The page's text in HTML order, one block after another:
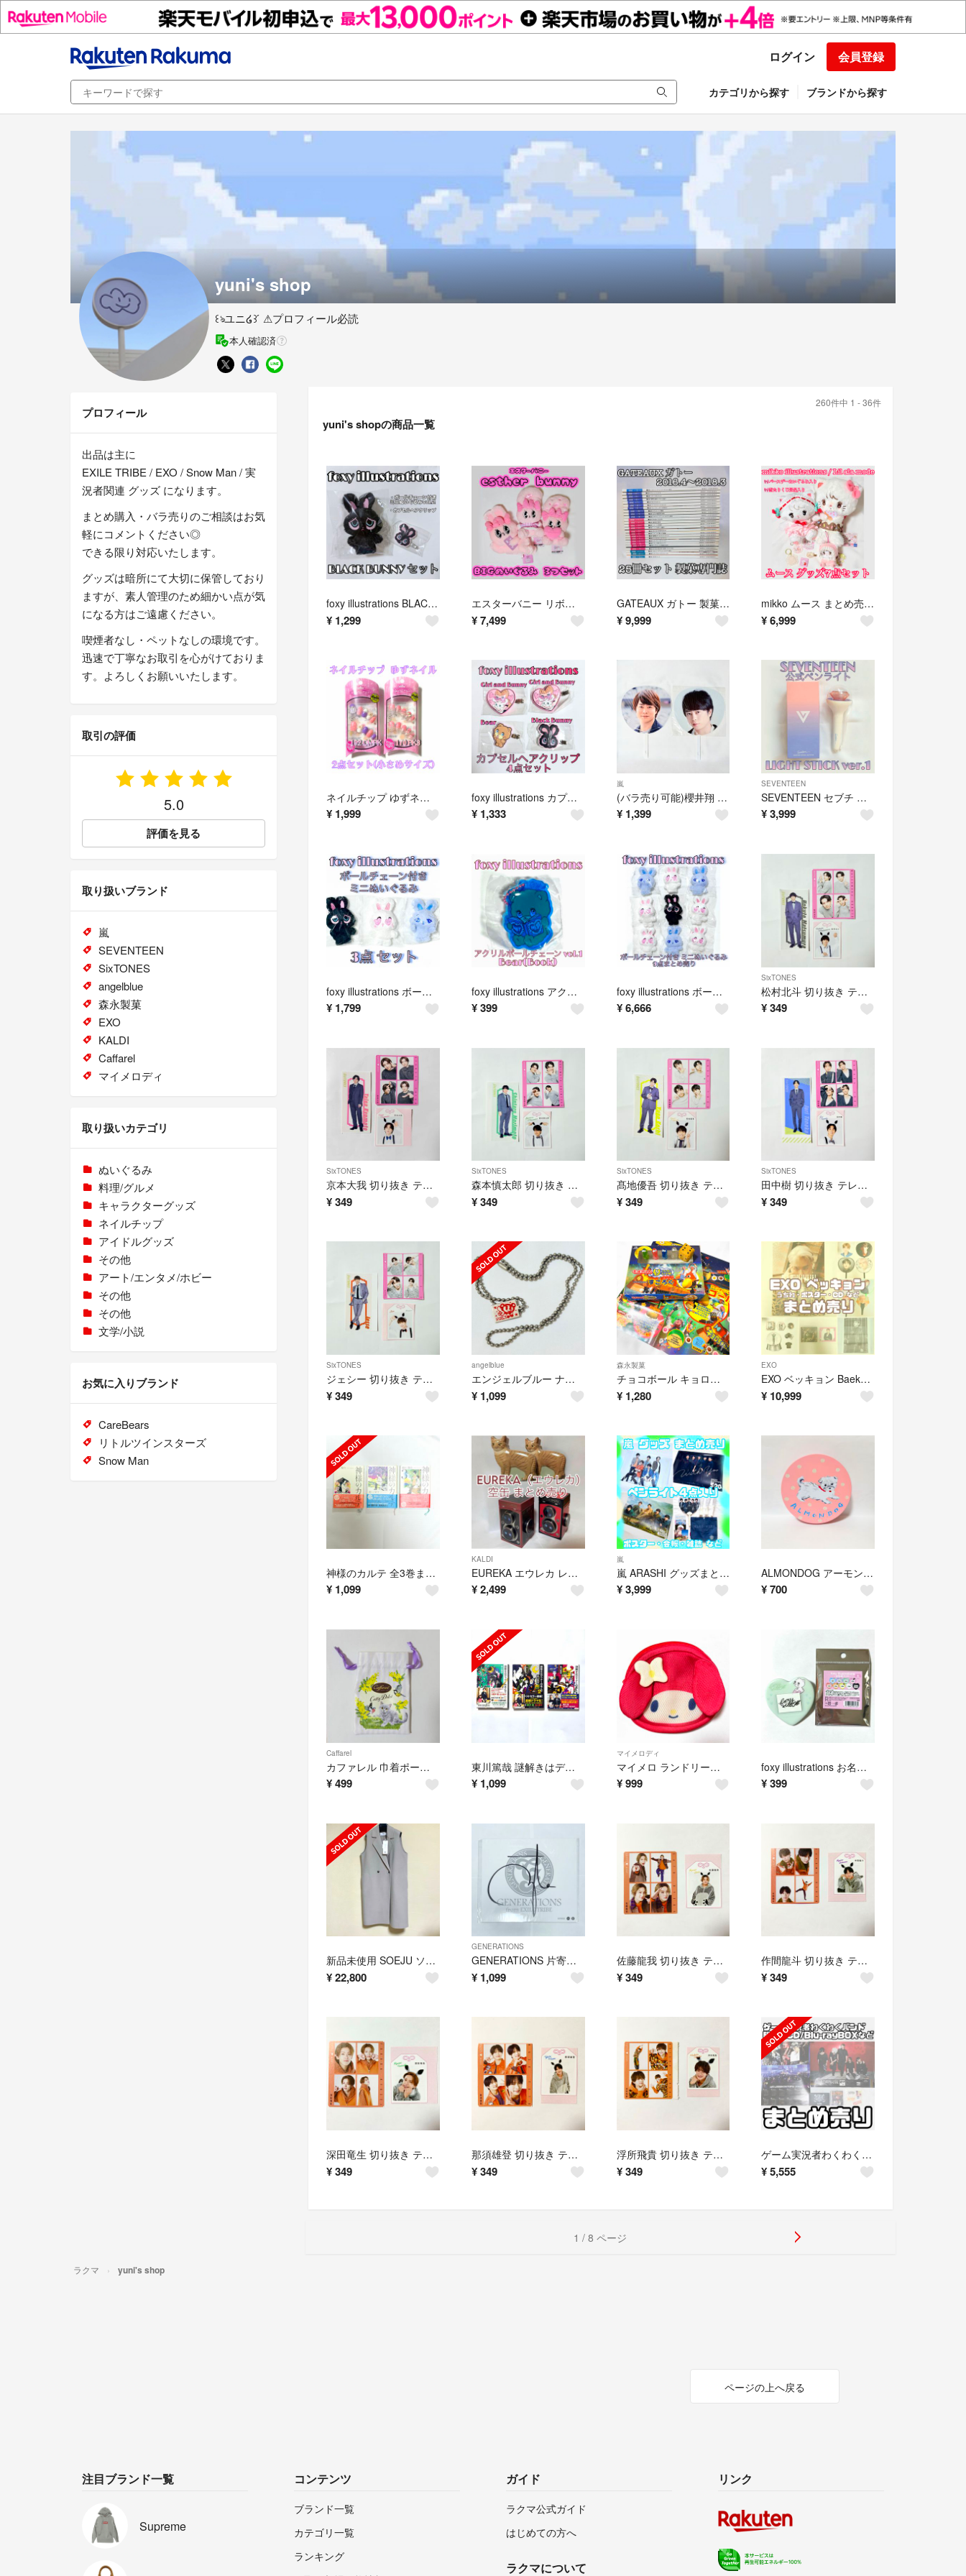
ログイン 会員登録
カテゴリから探す ブランドから探す
yuni's shop
꒰ঌユニ໒꒱ ́ ⚠︎︎プロフィール必読
本人確認済
260件中 1 - 36件
yuni's shopの商品一覧
foxy illustrations BLACK BUNNY セット まとめ売り
¥ 1,299
エスターバニー リボンバニー BIGぬいぐるみ 3点セット まとめ売り
¥7,499
GATEAUX ガトー 製菓本 製菓専門誌 2016〜2018 25冊まとめ売り
¥ 9,999
mikko ムース まとめ売り 7点セット Lil ala mode
¥6,999
ネイルチップ ゆずネイル Press-on Nails 付け爪 ピンク パープル
¥ 1,999
foxy illustrations カプセルヘアクリップ カプセルトイ 4点
¥ 1,333
嵐
(バラ売り可能)櫻井翔 うちわ 2点 アラフェス2020 untitled 嵐
¥ 1,399
SEVENTEEN
SEVENTEEN セブチ 公式ペンライト Ver.1 ジャンク品 箱付き
¥3,999
foxy illustrations ボールチェーン付きミニぬいぐるみ 3点
¥ 1,799
foxy illustrations アクリルボールチェーンvol.1 Bear
¥399
foxy illustrations ボールチェーン付きミニぬいぐるみ 9点
¥ 6,666
SixTONES
松村北斗 切り抜き テレビ誌 まとめ売り SixTONES
¥349
SixTONES
京本大我 切り抜き テレビ誌 まとめ売り SixTONES
¥349
SixTONES
森本慎太郎 切り抜き テレビ誌 まとめ売り SixTONES
¥349
SixTONES
髙地優吾 切り抜き テレビ誌 まとめ売り SixTONES
¥ 349
SixTONES
田中樹 切り抜き テレビ誌 まとめ売り SixTONES
¥349
SixTONES
ジェシー 切り抜き テレビ誌 まとめ売り SixTONES
¥349
angelblue
エンジェルブルー ナカムラくん ネックレス 平成レトロ
¥ 1,099
森永製菓
チョコボール キョロちゃん 夢ファンタジーミュージカル 2006すごろく 当選品
¥ 1,280
EXO
EXO ベッキョン Baekhyun まとめ売り うちわ ポスター CD など
¥ 10,999
神様のカルテ 全3巻まとめ売り 夏川草介 文庫 小説 【他サイト出品中】
¥ 1,099
KALDI
EUREKA エウレカ レトロ空き缶 まとめ売り 4点 昭和レトロ 猫 カメラ
¥2,499
嵐
嵐 ARASHI グッズまとめ売り ペンライト ポスター 会報 バッグ 雑誌など
¥ 3,999
ALMONDOG アーモンドッグ 空缶 ピンク 小物入れ 犬柄 利光春華
¥700
Caffarel
カファレル 巾着ポーチ 猫柄 ミモザ 小物入れ
¥499
東川篤哉 謎解きはディナーのあとで 1〜3巻 全巻セット 帯付き
¥ 1,099
マイメロディ
マイメロ ランドリーネット ポーチ マイメロディ サンリオ Sanrio
¥ 999
foxy illustrations お名前バッジ グリーン POPUP限定商品
¥399
新品未使用 SOEJU ソージュ ウールリバーロングジレ ベージュ フリーサイズ
¥22,800
GENERATIONS
GENERATIONS 片寄涼太 初期 直筆サイン色紙 CD購入特典 非売品
¥ 1,099
佐藤龍我 切り抜き テレビ誌 まとめ売り ACEes 【他アプリ出品中】
¥ 349
作間龍斗 切り抜き テレビ誌 まとめ売り ACEes 【他アプリ出品中】
¥349
深田竜生 切り抜き テレビ誌 まとめ売り ACEes 【他アプリ出品中】
¥349
那須雄登 切り抜き テレビ誌 まとめ売り ACEes 【他アプリ出品中】
¥349
浮所飛貴 切り抜き テレビ誌 まとめ売り ACEes 【他アプリ出品中】
¥ 349
ゲーム実況者わくわくバンド 限定盤CD/Blu-rayBOXなど まとめ売り
¥5,555
1 / 8 ページ
プロフィール
出品は主に
EXILE TRIBE / EXO / Snow Man / 実
況者関連 グッズ になります。
まとめ購入・バラ売りのご相談はお気
軽にコメントください◎
できる限り対応いたします。
グッズは暗所にて大切に保管しており
ますが、素人管理のため細かい点が気
になる方はご遠慮ください。
喫煙者なし・ペットなしの環境です。
迅速で丁寧なお取引を心がけておりま
す。よろしくお願いいたします。
取引の評価
5.0
評価を見る
取り扱いブランド
嵐
SEVENTEEN
SixTONES
angelblue
森永製菓
EXO
KALDI
Caffarel
マイメロディ
取り扱いカテゴリ
ぬいぐるみ
料理/グルメ
キャラクターグッズ
ネイルチップ
アイドルグッズ
その他
アート/エンタメ/ホビー
その他
その他
文学/小説
お気に入りブランド
CareBears
リトルツインスターズ
Snow Man
ラクマ yuni's shop
ページの上へ戻る
注目ブランド一覧
Supreme
コンテンツ
ブランド一覧
カテゴリ一覧
ランキング
ガイド
ラクマ公式ガイド
はじめての方へ
ラクマについて
リンク